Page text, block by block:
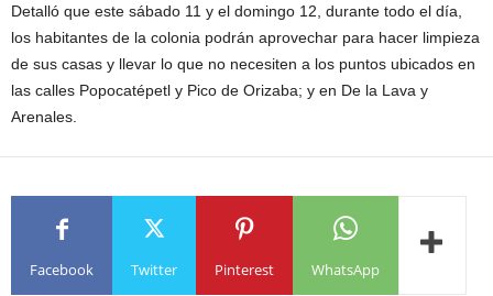
Detalló que este sábado 11 y el domingo 12, durante todo el día,
los habitantes de la colonia podrán aprovechar para hacer limpieza
de sus casas y llevar lo que no necesiten a los puntos ubicados en
las calles Popocatépetl y Pico de Orizaba; y en De la Lava y
Arenales.
Facebook Twitter Pinterest WhatsApp